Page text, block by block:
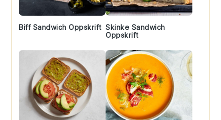
Biff Sandwich Oppskrift Skinke Sandwich
Oppskrift